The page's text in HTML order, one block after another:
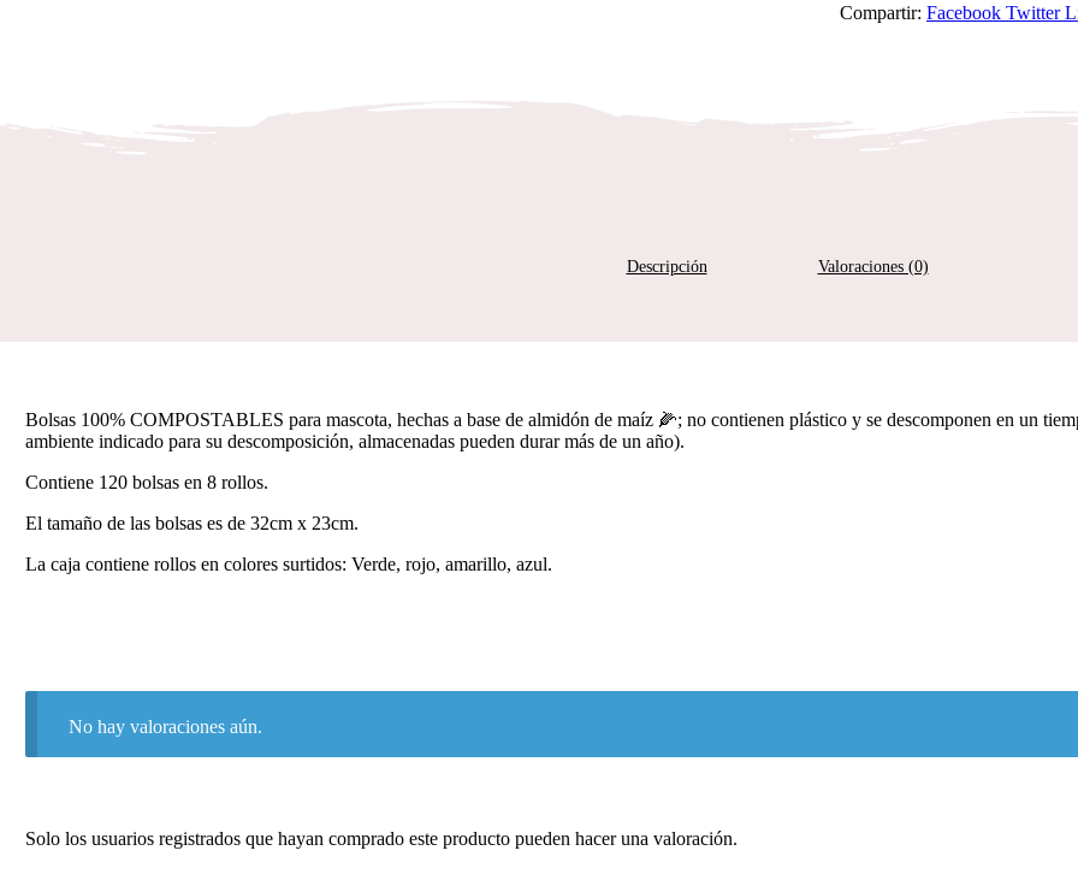
Compartir: Facebook Twitter
Descripción Valoraciones (0)
Bolsas 100% COMPOSTABLES para mascota, hechas a base de almidón de maíz 🌽; no contienen plástico y se descomponen en un
ambiente indicado para su descomposición, almacenadas pueden durar más de un año).
Contiene 120 bolsas en 8 rollos.
El tamaño de las bolsas es de 32cm x 23cm.
La caja contiene rollos en colores surtidos: Verde, rojo, amarillo, azul.
No hay valoraciones aún.
Solo los usuarios registrados que hayan comprado este producto pueden hacer una valoración.